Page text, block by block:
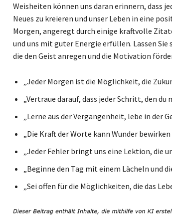
Weisheiten können uns daran erinnern, dass
Neues zu kreieren und unser Leben in eine
Morgen, angeregt durch einige kraftvolle
und uns mit guter Energie erfüllen. Lassen
die den Geist anregen und die Motivation
„Jeder Morgen ist die Möglichkeit, die
„Vertraue darauf, dass jeder Schritt, den
„Lerne aus der Vergangenheit, lebe in der
„Die Kraft der Worte kann Wunder
„Jeder Fehler bringt uns eine Lektion, die
„Beginne den Tag mit einem Lächeln und
„Sei offen für die Möglichkeiten, die das